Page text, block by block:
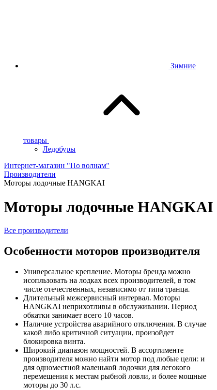
Зимние
товары
Ледобуры
Интернет-магазин "По волнам"
Производители
Моторы лодочные HANGKAI
Моторы лодочные HANGKAI
Все производители
Особенности моторов производителя
Универсальное крепление. Моторы бренда можно
исопльзовать на лодках всех производителей, в том
числе отечественных, независимо от типа транца.
Длительный межсервисный интервал. Моторы
HANGKAI неприхотливы в обслуживании. Период
обкатки занимает всего 10 часов.
Наличие устройства аварийного отключения. В случае
какой либо критичной ситуации, произойдет
блокировка винта.
Широкий диапазон мощностей. В ассортименте
производителя можно найти мотор под любые цели: и
для одноместной маленькой лодочки для легокого
перемещения к местам рыбной ловли, и более мощные
моторы до 30 л.с.